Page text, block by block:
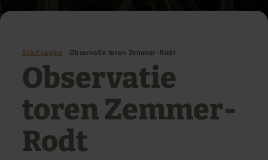
Startpagina Observatie toren Zemmer-Rodt
Observatie
toren Zemmer-
Rodt